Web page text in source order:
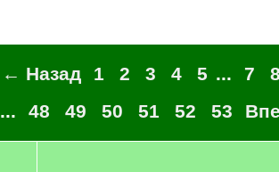
← Назад 1 2 3 4 5 ... 7
... 48 49 50 51 52 53